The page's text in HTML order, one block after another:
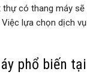
có thang máy
lựa chọn dịch vụ
phổ biến